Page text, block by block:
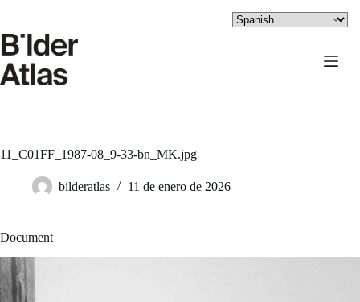
contenido
11_C01FF_1987-08_9-33-bn_MK.jpg
bilderatlas 11 de enero de 2026
Document